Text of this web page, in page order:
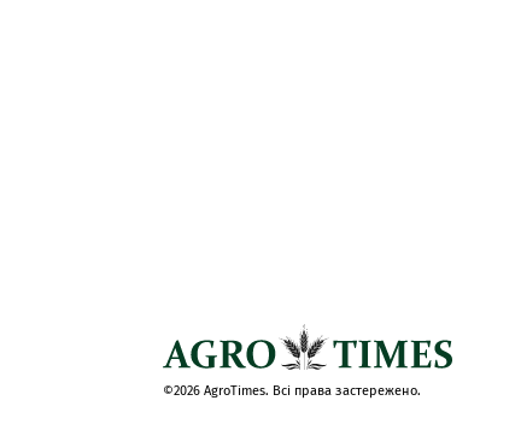
©2026 AgroTimes. Всі права застережено.